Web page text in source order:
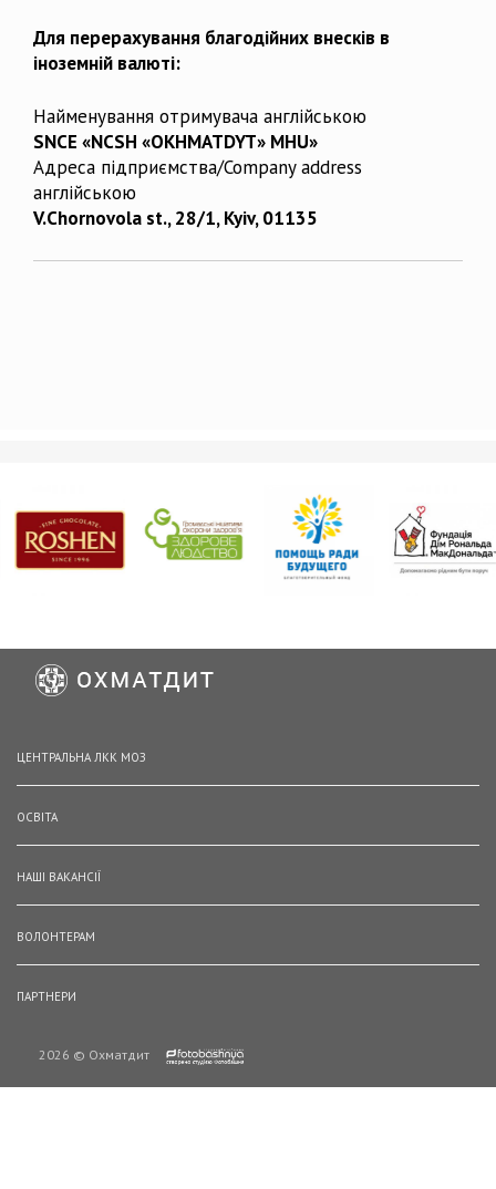
Для перерахування благодійних внесків в
іноземній валюті:
Найменування отримувача англійською
SNCE «NCSH «OKHMATDYT» MHU»
Адреса підприємства/Company address
англійською
V.Chornovola st., 28/1, Kyiv, 01135
ЦЕНТРАЛЬНА ЛКК МОЗ
ОСВІТА
НАШІ ВАКАНСІЇ
ВОЛОНТЕРАМ
ПАРТНЕРИ
2026 © Охматдит